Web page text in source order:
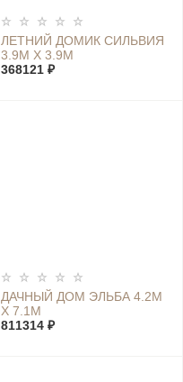
ЛЕТНИЙ ДОМИК СИЛЬВИЯ
3.9М Х 3.9М
368121 ₽
ДАЧНЫЙ ДОМ ЭЛЬБА 4.2М
Х 7.1М
811314 ₽